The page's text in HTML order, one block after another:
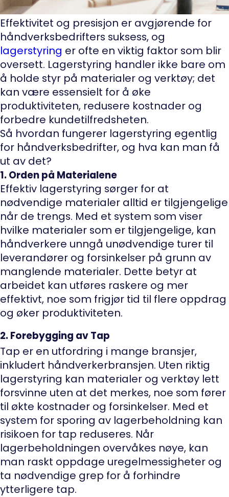
Effektivitet og presisjon er avgjørende for
håndverksbedrifters suksess, og
lagerstyring er ofte en viktig faktor som blir
oversett. Lagerstyring handler ikke bare om
å holde styr på materialer og verktøy; det
kan være essensielt for å øke
produktiviteten, redusere kostnader og
forbedre kundetilfredsheten.
Så hvordan fungerer lagerstyring egentlig
for håndverksbedrifter, og hva kan man få
ut av det?
1. Orden på Materialene
Effektiv lagerstyring sørger for at
nødvendige materialer alltid er tilgjengelige
når de trengs. Med et system som viser
hvilke materialer som er tilgjengelige, kan
håndverkere unngå unødvendige turer til
leverandører og forsinkelser på grunn av
manglende materialer. Dette betyr at
arbeidet kan utføres raskere og mer
effektivt, noe som frigjør tid til flere oppdrag
og øker produktiviteten.
2. Forebygging av Tap
Tap er en utfordring i mange bransjer,
inkludert håndverkerbransjen. Uten riktig
lagerstyring kan materialer og verktøy lett
forsvinne uten at det merkes, noe som fører
til økte kostnader og forsinkelser. Med et
system for sporing av lagerbeholdning kan
risikoen for tap reduseres. Når
lagerbeholdningen overvåkes nøye, kan
man raskt oppdage uregelmessigheter og
ta nødvendige grep for å forhindre
ytterligere tap.